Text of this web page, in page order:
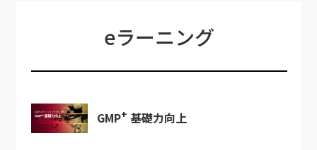
eラーニング
GMP+ 基礎力向上